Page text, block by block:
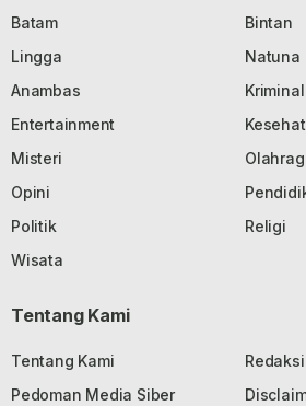
Batam
Bintan
Lingga
Natuna
Anambas
Kriminal
Entertainment
Misteri
Opini
Politik
Religi
Wisata
Tentang Kami
Tentang Kami
Redaksi
Pedoman Media Siber